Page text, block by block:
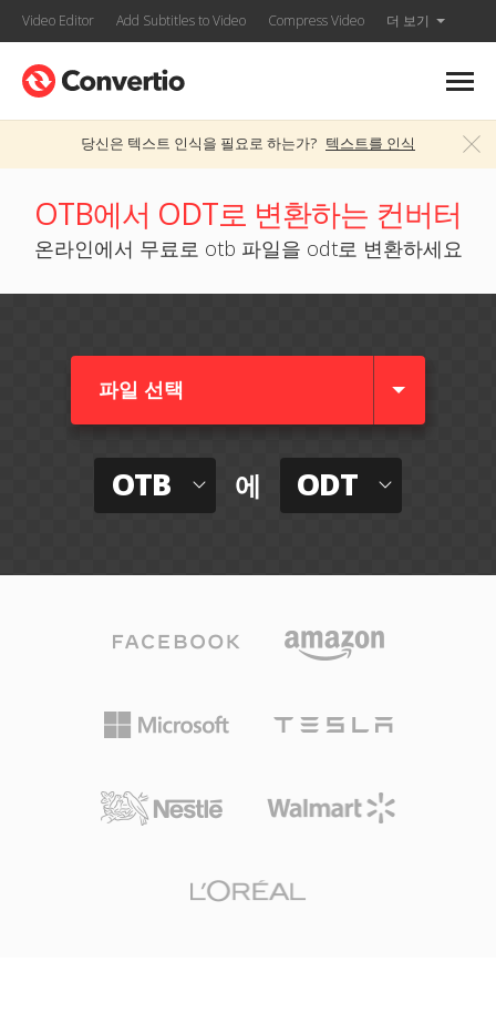
Video Editor Add Subtitles to Video Compress Video 더 보기
당신은 텍스트 인식을 필요로 하는가? 텍스트를 인식
OTB에서 ODT로 변환하는 컨버터
온라인에서 무료로 otb 파일을 odt로 변환하세요
파일 선택
OTB 에 ODT